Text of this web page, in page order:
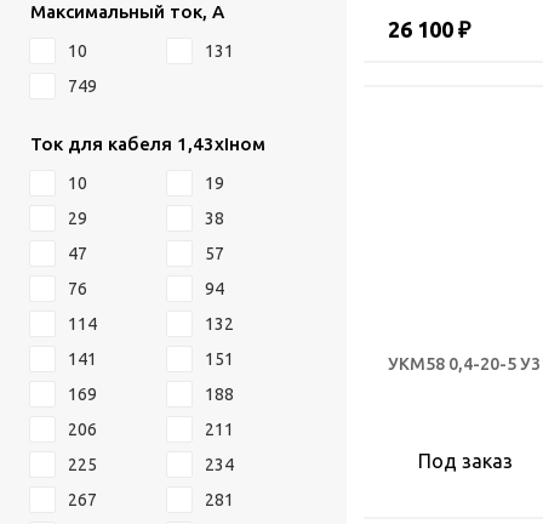
Максимальный ток, А
10
131
749
Ток для кабеля 1,43хIном
10
19
29
38
47
57
76
94
114
132
141
151
169
188
206
211
225
234
267
281
26 100 ₽
УКМ58 0,4-20-5 У3
Под заказ